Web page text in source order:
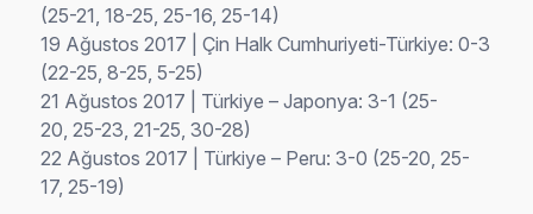
(25-21, 18-25, 25-16, 25-14)
19 Ağustos 2017 | Çin Halk Cumhuriyeti-Türkiye: 0-3
(22-25, 8-25, 5-25)
21 Ağustos 2017 | Türkiye – Japonya: 3-1 (25-
20, 25-23, 21-25, 30-28)
22 Ağustos 2017 | Türkiye – Peru: 3-0 (25-20, 25-
17, 25-19)